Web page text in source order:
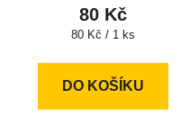
80 Kč
Měrná
80 Kč / 1 ks
DO KOŠÍKU